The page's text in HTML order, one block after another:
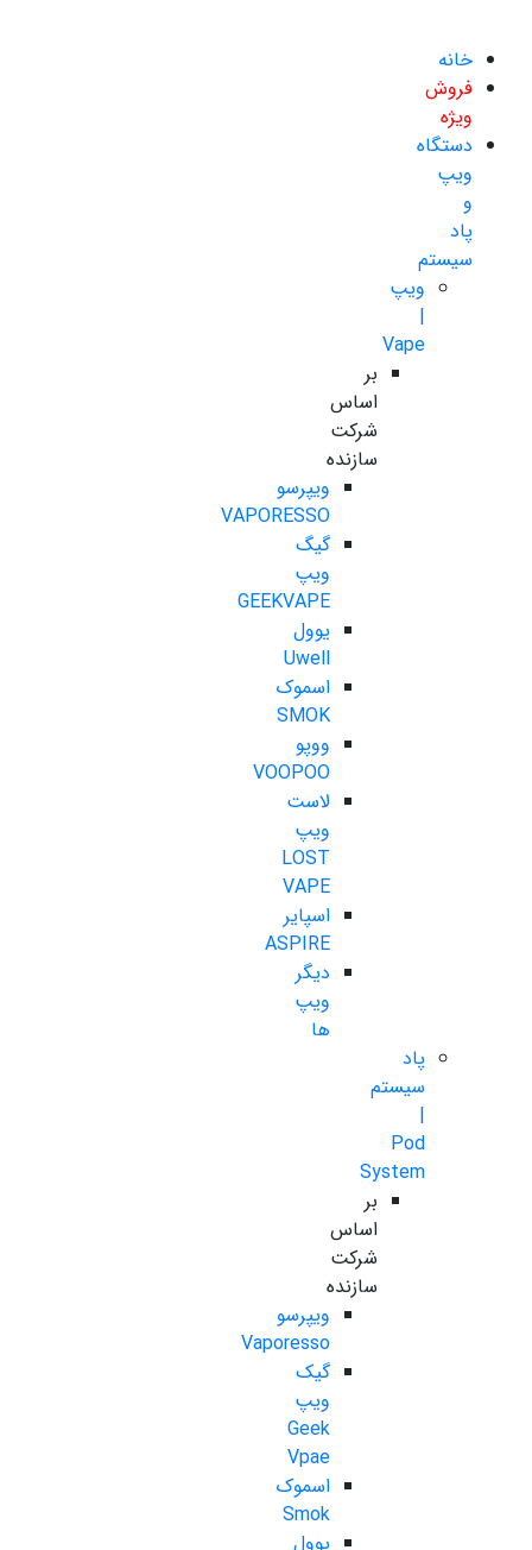
خانه
فروش
ویژه
دستگاه
ویپ
و
پاد
سیستم
ویپ
|
Vape
بر
اساس
شرکت
سازنده
ویپرسو
VAPORESSO
گیگ
ویپ
GEEKVAPE
یوول
Uwell
اسموک
SMOK
ووپو
VOOPOO
لاست
ویپ
LOST
VAPE
اسپایر
ASPIRE
دیگر
ویپ
ها
پاد
سیستم
|
Pod
System
بر
اساس
شرکت
سازنده
ویپرسو
Vaporesso
گیک
ویپ
Geek
Vpae
اسموک
Smok
یوول